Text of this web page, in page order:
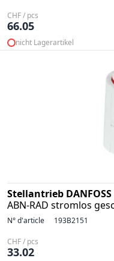
CHF / pcs
66.05
nicht Lagerartikel
Stellantrieb
ABN-RAD stromlos
N° d'article 193B2151
CHF / pcs
33.02